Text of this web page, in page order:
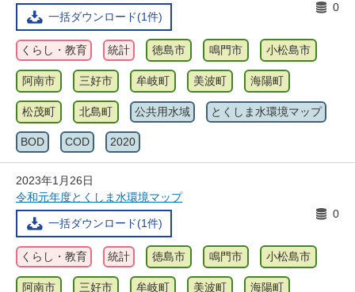
一括ダウンロード(1件)
0
くらし・教育 統計 徳島市 鳴門市 小松島市
阿南市 三好市 牟岐町 美波町 海陽町
松茂町 北島町 公共用水域 とくしま水環境マップ
BOD COD 2020
2023年1月26日
令和元年度とくしま水環境マップ
一括ダウンロード(1件)
0
くらし・教育 統計 徳島市 鳴門市 小松島市
阿南市 三好市 牟岐町 美波町 海陽町